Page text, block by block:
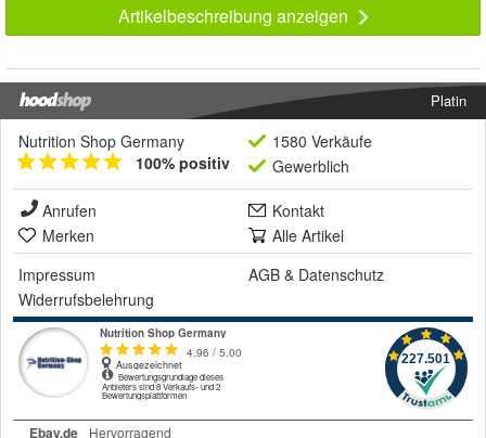
Artikelbeschreibung anzeigen
Platin
Nutrition Shop Germany
100% positiv
1580 Verkäufe
Gewerblich
Anrufen
Kontakt
Merken
Alle Artikel
Impressum
AGB & Datenschutz
Widerrufsbelehrung